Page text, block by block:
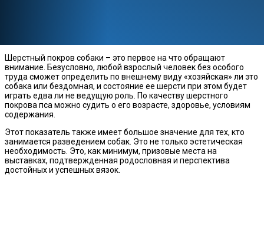
Шерстный покров собаки – это первое на что обращают
внимание. Безусловно, любой взрослый человек без особого
труда сможет определить по внешнему виду «хозяйская» ли это
собака или бездомная, и состояние ее шерсти при этом будет
играть едва ли не ведущую роль. По качеству шерстного
покрова пса можно судить о его возрасте, здоровье, условиям
содержания.
Этот показатель также имеет большое значение для тех, кто
занимается разведением собак. Это не только эстетическая
необходимость. Это, как минимум, призовые места на
выставках, подтвержденная родословная и перспектива
достойных и успешных вязок.